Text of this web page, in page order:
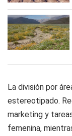
La división por
estereotipado.
marketing y
femenina,